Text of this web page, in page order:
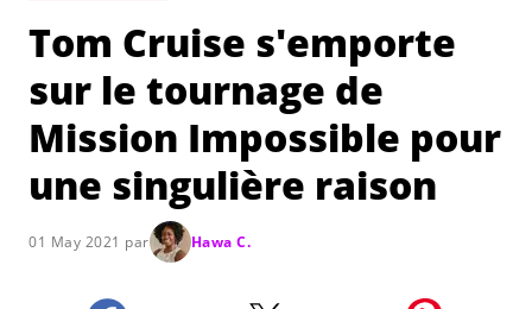
Tom Cruise s'emporte
sur le tournage de
Mission Impossible pour
une singulière raison
01 May 2021 par Hawa C.